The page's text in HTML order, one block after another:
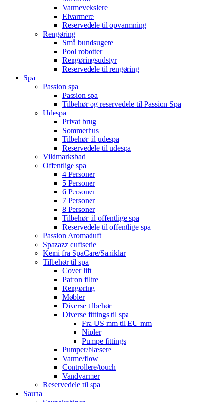
Varmevekslere
Elvarmere
Reservedele til opvarmning
Rengøring
Små bundsugere
Pool robotter
Rengøringsudstyr
Reservedele til rengøring
Spa
Passion spa
Passion spa
Tilbehør og reservedele til Passion Spa
Udespa
Privat brug
Sommerhus
Tilbehør til udespa
Reservedele til udespa
Vildmarksbad
Offentlige spa
4 Personer
5 Personer
6 Personer
7 Personer
8 Personer
Tilbehør til offentlige spa
Reservedele til offentlige spa
Passion Aromaduft
Spazazz duftserie
Kemi fra SpaCare/Saniklar
Tilbehør til spa
Cover lift
Patron filtre
Rengøring
Møbler
Diverse tilbehør
Diverse fittings til spa
Fra US mm til EU mm
Nipler
Pumpe fittings
Pumper/blæsere
Varme/flow
Controllere/touch
Vandvarmer
Reservedele til spa
Sauna